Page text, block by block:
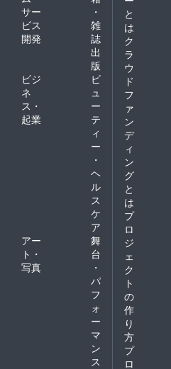
サー
ビス
開発
・
雑
誌
出
版
ビジ
ネ
ス・
起業
ビ
ュ
ー
テ
ィ
ー
・
ヘ
ル
ス
ケ
ア
アー
ト・
写真
舞
台
・
パ
フ
ォ
ー
マ
ン
ス
と
は
ク
ラ
ウ
ド
フ
ァ
ン
デ
ィ
ン
グ
と
は
プ
ロ
ジ
ェ
ク
ト
の
作
り
方
プ
ロ